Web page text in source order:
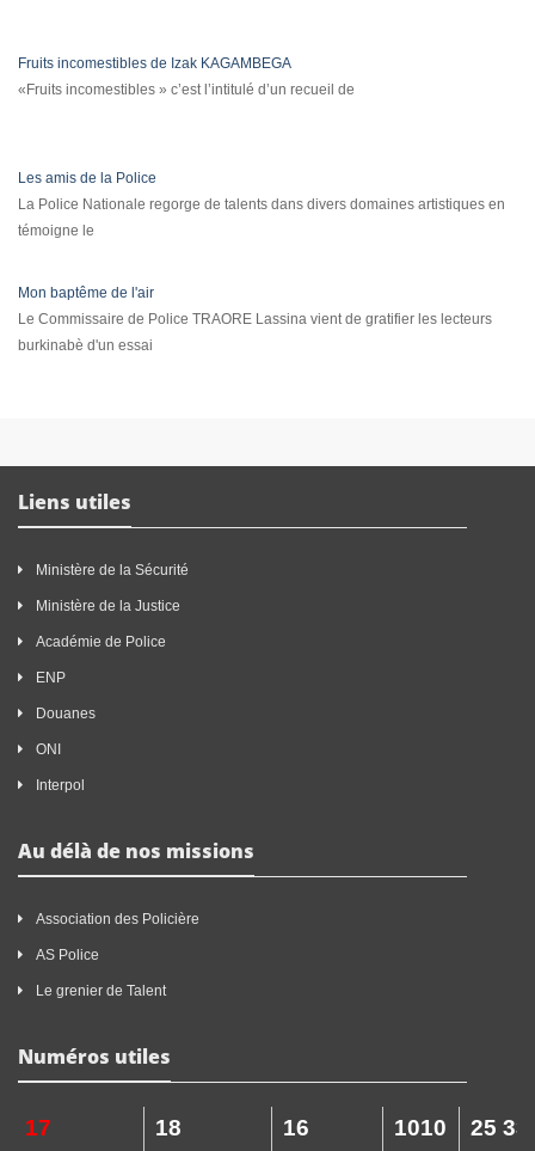
Fruits incomestibles de Izak KAGAMBEGA
«Fruits incomestibles » c’est l’intitulé d’un recueil de
Les amis de la Police
La Police Nationale regorge de talents dans divers domaines artistiques en
témoigne le
Mon baptême de l'air
Le Commissaire de Police TRAORE Lassina vient de gratifier les lecteurs
burkinabè d'un essai
Liens utiles
Ministère de la Sécurité
Ministère de la Justice
Académie de Police
ENP
Douanes
ONI
Interpol
Au délà de nos missions
Association des Policière
AS Police
Le grenier de Talent
Numéros utiles
17 18 16 1010 25 33